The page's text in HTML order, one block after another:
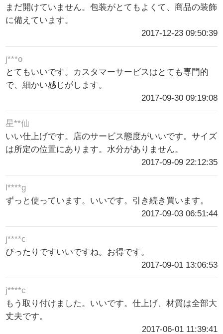
まだ開けていません。包装がとてもよくて、商品の装飾
に備えています。
2017-12-23 09:50:39
j***o
とてもいいです。カスタマーサービスはとても専門的
で、細かい感じがします。
2017-09-30 09:19:08
星**仙
いい仕上げです。店のサービス態度がいいです。サイズ
は所定の位置にあります。水分がありません。
2017-09-09 22:12:35
l****g
ずっと使っています。いいです。引き続き買います。
2017-09-03 06:51:44
j****c
ぴったりですいいですね。お得です。
2017-09-01 13:06:53
j****c
もう取り付けました。いいです。仕上げ、材質は全部大
丈夫です。
2017-06-01 11:39:41